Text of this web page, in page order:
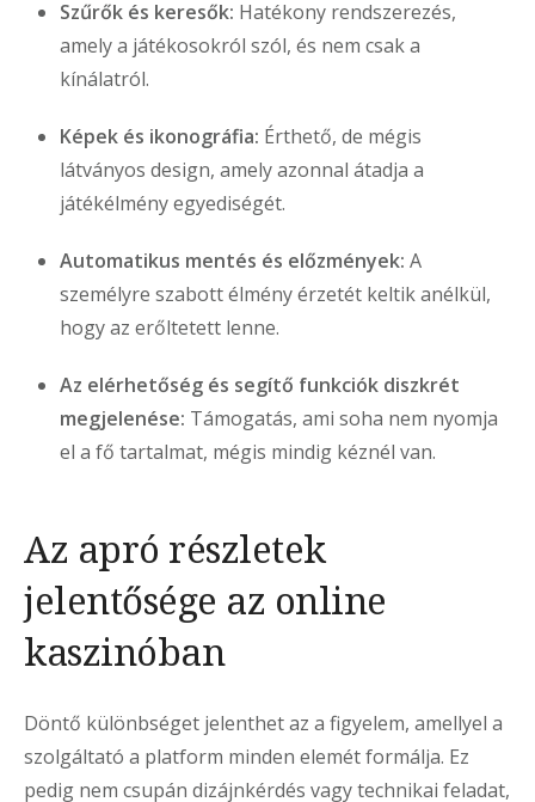
Szűrők és keresők: Hatékony rendszerezés,
amely a játékosokról szól, és nem csak a
kínálatról.
Képek és ikonográfia: Érthető, de mégis
látványos design, amely azonnal átadja a
játékélmény egyediségét.
Automatikus mentés és előzmények: A
személyre szabott élmény érzetét keltik anélkül,
hogy az erőltetett lenne.
Az elérhetőség és segítő funkciók diszkrét
megjelenése: Támogatás, ami soha nem nyomja
el a fő tartalmat, mégis mindig kéznél van.
Az apró részletek
jelentősége az online
kaszinóban
Döntő különbséget jelenthet az a figyelem, amellyel a
szolgáltató a platform minden elemét formálja. Ez
pedig nem csupán dizájnkérdés vagy technikai feladat,